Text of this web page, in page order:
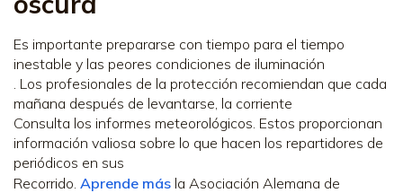
Es importante prepararse con tiempo para el tiempo
inestable y las peores condiciones de iluminación
. Los profesionales de la protección recomiendan que cada
mañana después de levantarse, la corriente
Consulta los informes meteorológicos. Estos proporcionan
información valiosa sobre lo que hacen los repartidores de
periódicos en sus
Recorrido. Aprende más la Asociación Alemana de